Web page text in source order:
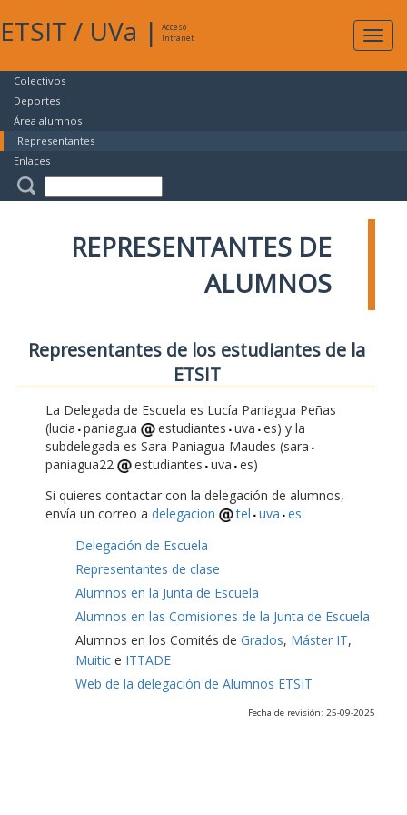
ETSIT / UVa |
Acceso
Intranet
Colectivos
Deportes
Área alumnos
Representantes
Enlaces
REPRESENTANTES DE
ALUMNOS
Representantes de los estudiantes de la
ETSIT
La Delegada de Escuela es Lucía Paniagua Peñas
(lucia paniagua estudiantes uva es) y la
subdelegada es Sara Paniagua Maudes (sara
paniagua22
estudiantes uva es)
Si quieres contactar con la delegación de alumnos,
envía un correo a delegacion tel uva es
Delegación de Escuela
Representantes de clase
Alumnos en la Junta de Escuela
Alumnos en las Comisiones de la Junta de Escuela
Alumnos en los Comités de Grados, Máster IT,
Muitic e ITTADE
Web de la delegación de Alumnos ETSIT
Fecha de revisión: 25-09-2025